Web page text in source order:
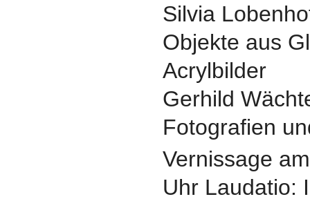
Silvia
Objekte aus
Acrylbilder
Gerhild
Fotografien
Vernissage
Uhr Laudatio: